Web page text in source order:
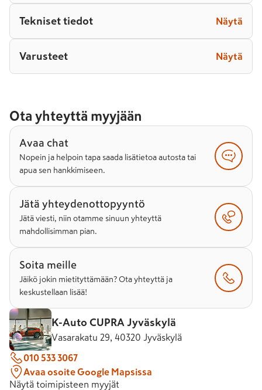
Tekniset tiedot Näytä
Varusteet Näytä
Ota yhteyttä myyjään
Avaa chat
Nopein ja helpoin tapa saada lisätietoa autosta tai
apua sen hankkimiseen.
Jätä yhteydenottopyyntö
Jätä viesti, niin otamme sinuun yhteyttä
mahdollisimman pian.
Soita meille
Jäikö jokin mietityttämään? Ota yhteyttä ja
keskustellaan lisää!
K-Auto CUPRA Jyväskylä
Vasarakatu 29, 40320 Jyväskylä
010 533 3067
Avaa osoite Google Mapsissa
Näytä toimipisteen myyjät